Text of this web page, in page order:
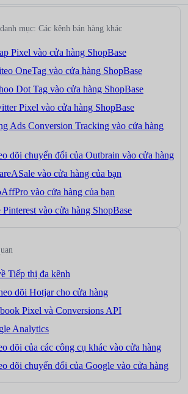
mục: Các kênh bán hàng khác
Pixel vào cửa hàng ShopBase
OneTag vào cửa hàng ShopBase
Dot Tag vào cửa hàng ShopBase
Pixel vào cửa hàng ShopBase
Ads Conversion Tracking vào cửa hàng
dõi chuyển đổi của Outbrain vào cửa hàng
vào cửa hàng của bạn
vào cửa hàng của bạn
vào cửa hàng ShopBase
Tiếp thị đa kênh
dõi Hotjar cho cửa hàng
Pixel và Conversions API
Analytics
dõi của các công cụ khác vào cửa hàng
dõi chuyển đổi của Google vào cửa hàng